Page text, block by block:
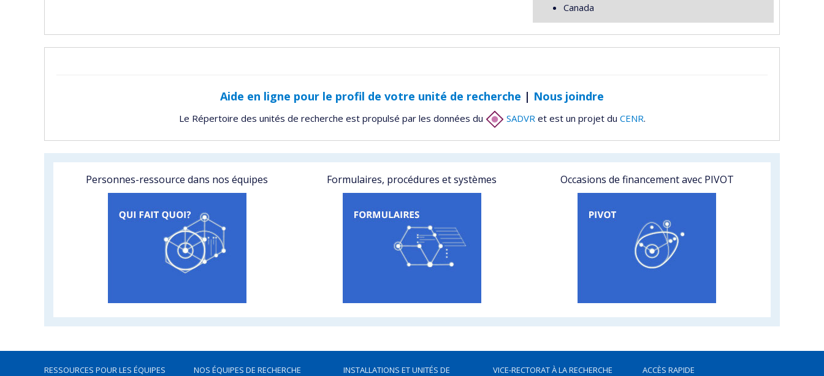
Canada
Aide en ligne pour le profil de votre unité de recherche | Nous joindre
Le Répertoire des unités de recherche est propulsé par les données du SADVR et est un projet du CENR.
Personnes-ressource dans nos équipes Formulaires, procédures et systèmes Occasions de financement avec PIVOT
RESSOURCES POUR LES ÉQUIPES
NOS ÉQUIPES DE RECHERCHE
INSTALLATIONS ET UNITÉS DE
VICE-RECTORAT À LA RECHERCHE ACCÈS RAPIDE